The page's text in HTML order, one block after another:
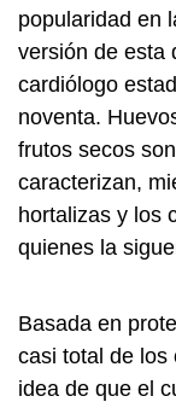
popularidad en
versión de esta
cardiólogo
noventa.
frutos secos
caracterizan,
hortalizas y los
quienes la
Basada en
casi total de los
idea de que el